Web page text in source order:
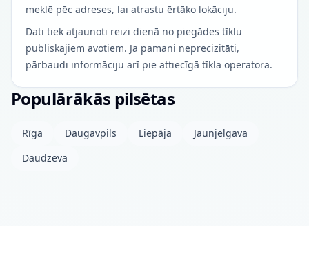
meklē pēc adreses, lai atrastu ērtāko lokāciju.
Dati tiek atjaunoti reizi dienā no piegādes tīklu
publiskajiem avotiem. Ja pamani neprecizitāti,
pārbaudi informāciju arī pie attiecīgā tīkla operatora.
Populārākās pilsētas
Rīga Daugavpils Liepāja
Jaunjelgava
Daudzeva